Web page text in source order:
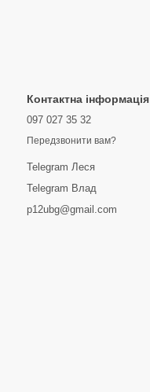
Контактна інформація
097 027 35 32
Передзвонити вам?
Telegram Леся
Telegram Влад
p12ubg@gmail.com